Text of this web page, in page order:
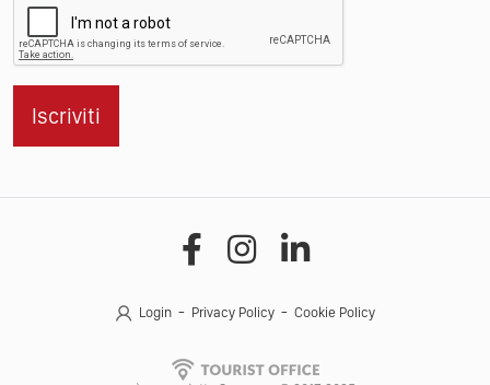
Iscriviti
Login Privacy Policy Cookie Policy